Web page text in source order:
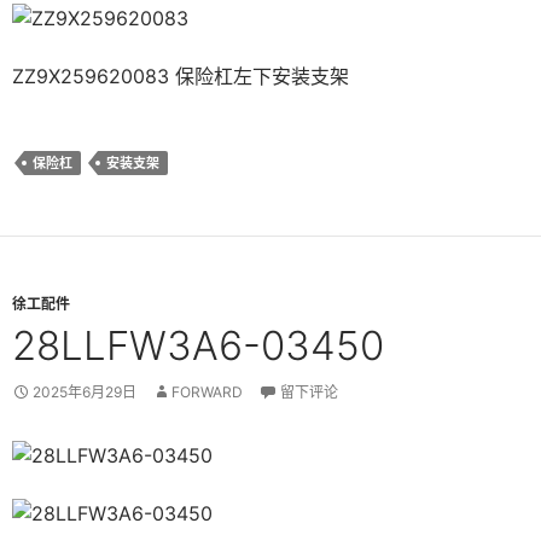
ZZ9X259620083 保险杠左下安装支架
保险杠 安装支架
徐工配件
28LLFW3A6-03450
2025年6月29日 FORWARD 留下评论